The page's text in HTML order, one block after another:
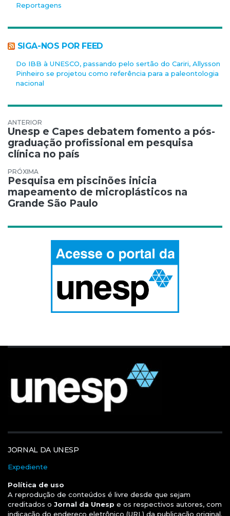
Reportagens
SIGA-NOS POR FEED
Do IBB à UNESCO, passando pelo sertão do Cariri, Allysson
Pinheiro se projetou como referência para a paleontologia
nacional
Navegação de Post
Unesp e Capes debatem fomento a pós-
graduação profissional em pesquisa
clínica no país
Pesquisa em piscinões inicia
mapeamento de microplásticos na
Grande São Paulo
JORNAL DA UNESP
Expediente
Política de uso
A reprodução de conteúdos é livre desde que sejam
creditados o Jornal da Unesp e os respectivos autores, com
indicação do endereço eletrônico (URL) da publicação original.